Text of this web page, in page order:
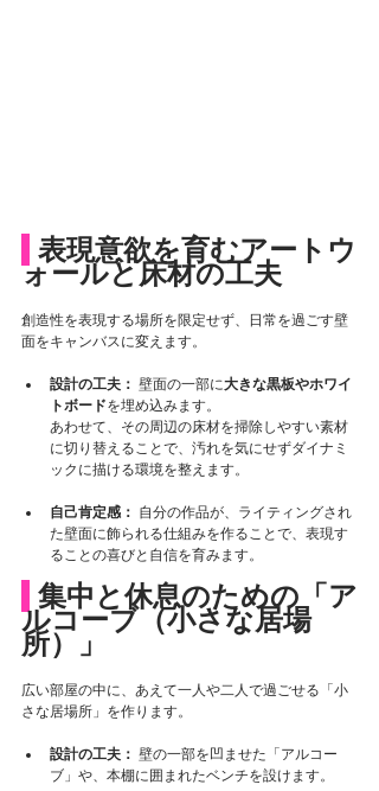
表現意欲を育むアートウ
ォールと床材の工夫
創造性を表現する場所を限定せず、日常を過ごす壁
面をキャンバスに変えます。
設計の工夫： 壁面の一部に大きな黒板やホワイ
トボードを埋め込みます。
あわせて、その周辺の床材を掃除しやすい素材
に切り替えることで、汚れを気にせずダイナミ
ックに描ける環境を整えます。
自己肯定感： 自分の作品が、ライティングされ
た壁面に飾られる仕組みを作ることで、表現す
ることの喜びと自信を育みます。
集中と休息のための「ア
ルコーブ（小さな居場
所）」
広い部屋の中に、あえて一人や二人で過ごせる「小
さな居場所」を作ります。
設計の工夫： 壁の一部を凹ませた「アルコー
ブ」や、本棚に囲まれたベンチを設けます。